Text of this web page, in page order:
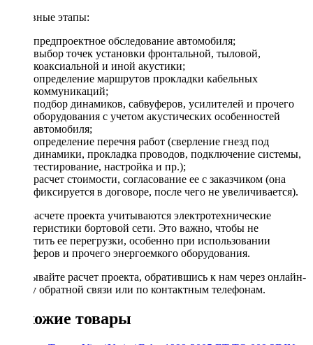
Основные этапы:
предпроектное обследование автомобиля;
выбор точек установки фронтальной, тыловой,
коаксиальной и иной акустики;
определение маршрутов прокладки кабельных
коммуникаций;
подбор динамиков, сабвуферов, усилителей и прочего
оборудования с учетом акустических особенностей
автомобиля;
определение перечня работ (сверление гнезд под
динамики, прокладка проводов, подключение системы,
тестирование, настройка и пр.);
расчет стоимости, согласование ее с заказчиком (она
фиксируется в договоре, после чего не увеличивается).
При расчете проекта учитываются электротехнические
характеристики бортовой сети. Это важно, чтобы не
допустить ее перегрузки, особенно при использовании
сабвуферов и прочего энергоемкого оборудования.
Заказывайте расчет проекта, обратившись к нам через онлайн-
форму обратной связи или по контактным телефонам.
Похожие товары